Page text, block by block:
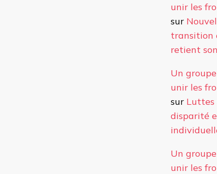
unir les
sur
transition
retient
Un
unir les
sur Luttes
disparité
Un
unir les